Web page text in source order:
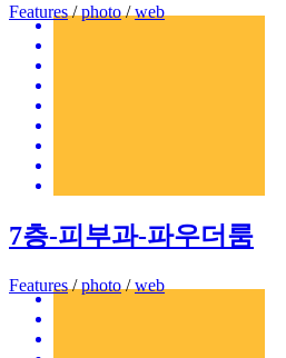
Features/photo/web
7층-피부과-파우더룸
Features/photo/web